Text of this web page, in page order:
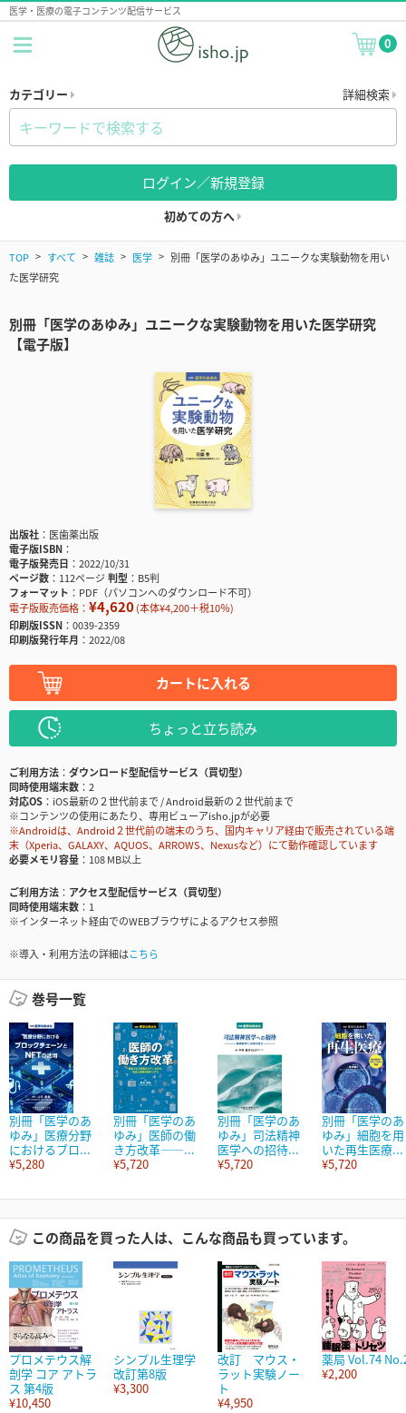
医学・医療の電子コンテンツ配信サービス
0
カテゴリー 詳細検索
ログイン／新規登録
初めての方へ
TOP すべて 雑誌 医学
別冊「医学のあゆみ」ユニークな実験動物を用い
た医学研究
別冊「医学のあゆみ」ユニークな実験動物を用いた医学研究
【電子版】
出版社
医歯薬出版
電子版ISBN
電子版発売日
2022/10/31
ページ数
112ページ判型
B5判
フォーマット
PDF（パソコンへのダウンロード不可）
電子版販売価格： ¥4,620(本体¥4,200＋税10％)
印刷版ISSN
0039-2359
印刷版発行年月
2022/08
カートに入れる
ちょっと立ち読み
ご利用方法
ダウンロード型配信サービス（買切型）
同時使用端末数
2
対応OS
iOS最新の２世代前まで / Android最新の２世代前まで
※コンテンツの使用にあたり、専用ビューアisho.jpが必要
※Androidは、Android２世代前の端末のうち、国内キャリア経由で販売されている端
末（Xperia、GALAXY、AQUOS、ARROWS、Nexusなど）にて動作確認しています
必要メモリ容量
108 MB以上
ご利用方法
アクセス型配信サービス（買切型）
同時使用端末数
1
※インターネット経由でのWEBブラウザによるアクセス参照
※導入・利用方法の詳細はこちら
巻号一覧
別冊「医学のあ
ゆみ」医療分野
におけるブロ...
¥5,280
別冊「医学のあ
ゆみ」医師の働
き方改革――...
¥5,720
別冊「医学のあ
ゆみ」司法精神
医学への招待...
¥5,720
別冊「医学のあ
ゆみ」細胞を用
いた再生医療...
¥5,720
この商品を買った人は、こんな商品も買っています。
プロメテウス解
剖学 コア アトラ
ス 第4版
¥10,450
シンプル生理学
改訂第8版
¥3,300
改訂 マウス・
ラット実験ノー
ト
¥4,950
薬局 Vol.74
¥2,200